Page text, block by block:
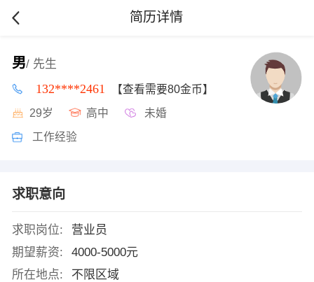
简历详情
男/ 先生
132****2461 【查看需要80金币】
29岁 高中 未婚
工作经验
求职意向
求职岗位:
营业员
期望薪资:
4000-5000元
所在地点:
不限区域